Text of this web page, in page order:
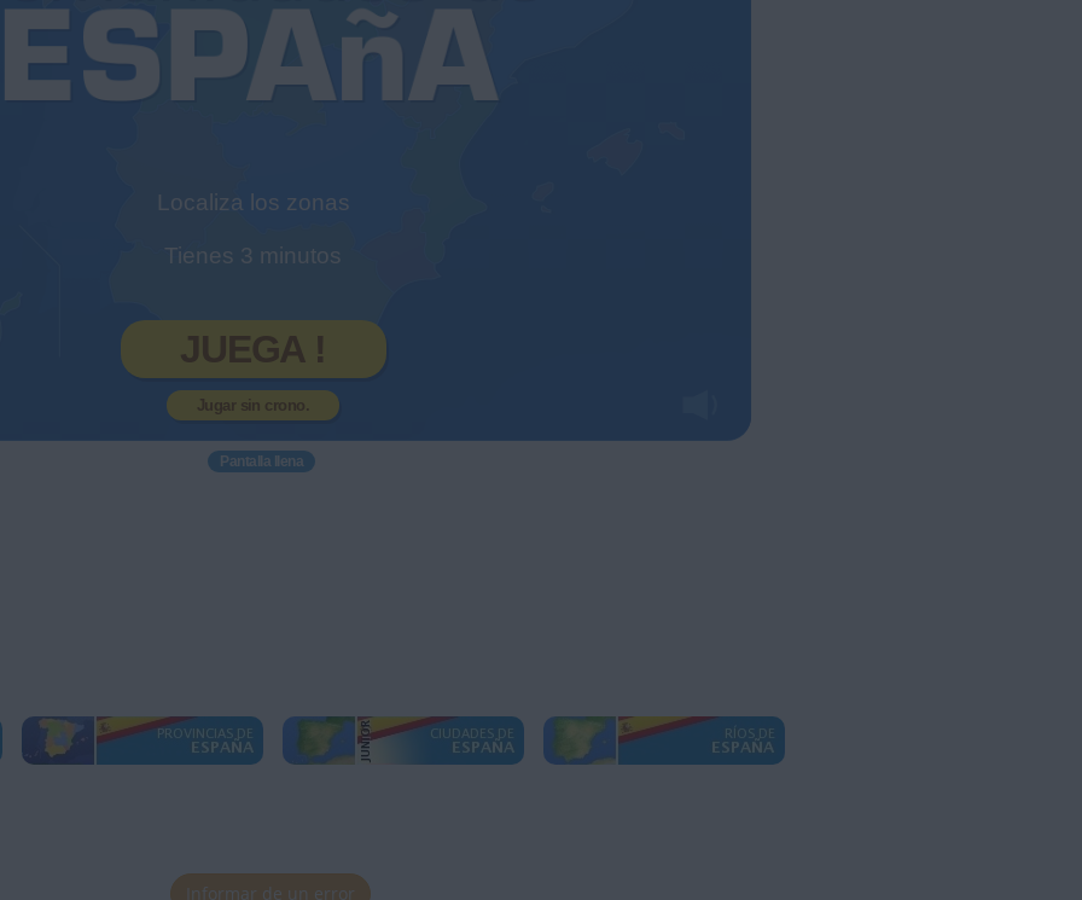
Localiza los zonas
Tienes 3 minutos
JUEGA !
Jugar sin crono.
Pantalla llena
Informar de un error